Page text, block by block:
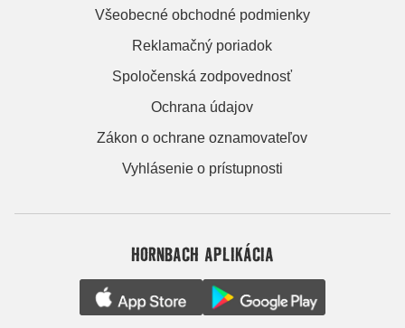
Všeobecné obchodné podmienky
Reklamačný poriadok
Spoločenská zodpovednosť
Ochrana údajov
Zákon o ochrane oznamovateľov
Vyhlásenie o prístupnosti
HORNBACH APLIKÁCIA